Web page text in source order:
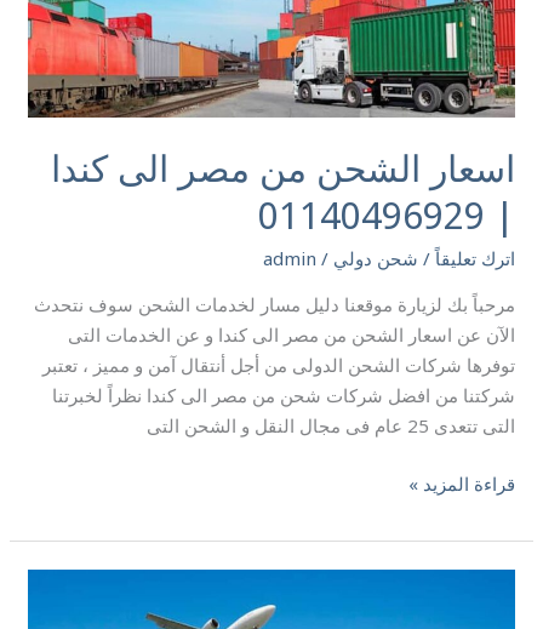
اسعار الشحن من مصر الى كندا
| 01140496929
اترك تعليقاً / شحن دولي /
admin
مرحباً بك لزيارة موقعنا دليل مسار لخدمات الشحن سوف نتحدث
الآن عن اسعار الشحن من مصر الى كندا و عن الخدمات التى
توفرها شركات الشحن الدولى من أجل أنتقال آمن و مميز ، تعتبر
شركتنا من افضل شركات شحن من مصر الى كندا نظراً لخبرتنا
التى تتعدى 25 عام فى مجال النقل و الشحن التى
01140496929
قراءة المزيد »